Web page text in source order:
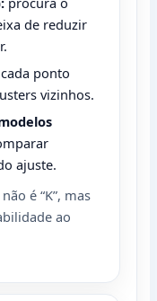
de reduzir
ponto
vizinhos.
ajuste.
é “K”, mas
ao